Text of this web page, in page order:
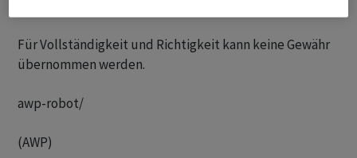
Für Vollständigkeit und Richtigkeit kann keine Gewähr
übernommen werden.
awp-robot/
(AWP)